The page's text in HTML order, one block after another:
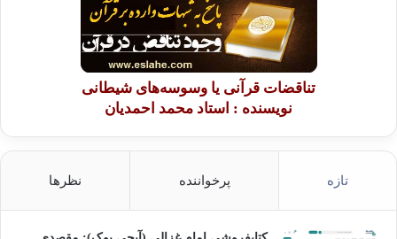
بدهيد آزادانه نگرانيهاي خود را مطرح كنند و در فراهم آمدن راه
حلهاي جديد وقابل قبول مشاركت نمايند.
به خانواده هايي بر مي خوريم كه به خوبي اداره مي شوند اما فاقد
رهبري هستند.به خانواده هايي بر مي خوريم كه درست حركت مي
هرگز مگر از روي احساس وظيفه به آن برنگردند.
اگر مادر پيوسته در نقش توليدكننده، تمام كارهاي خانواده را انجام
تناقضات قرآنی یا وسوسه‌های شیطانی
نویسنده : استاد محمد احمدیان
تازه پرخواننده نظرها